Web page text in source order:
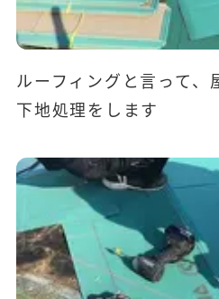
ルーフィングと言って、
下地処理をします